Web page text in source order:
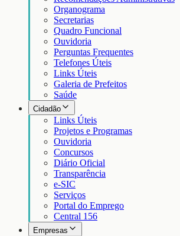
Organograma
Secretarias
Quadro Funcional
Ouvidoria
Perguntas Frequentes
Telefones Úteis
Links Úteis
Galeria de Prefeitos
Saúde
Cidadão
Links Úteis
Projetos e Programas
Ouvidoria
Concursos
Diário Oficial
Transparência
e-SIC
Serviços
Portal do Emprego
Central 156
Empresas